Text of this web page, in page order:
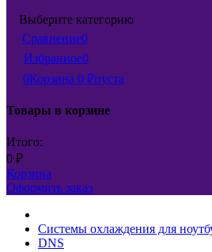
Выберите категорию
Сравнение0
Избранное0
0Корзина 0 ₽пуста
Товары в корзине
Итого:
0 ₽
Корзина
Оформить заказ
Системы охлаждения для
DNS